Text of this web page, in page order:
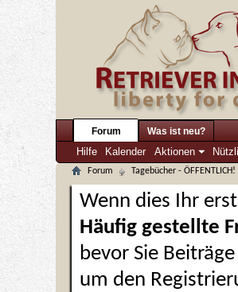
Forum
Hilfe Kalender Aktionen
Was ist neu?
Forum Tagebücher - ÖFFENTLICH!
Wenn dies Ihr
Häufig gestellte
bevor Sie
um den